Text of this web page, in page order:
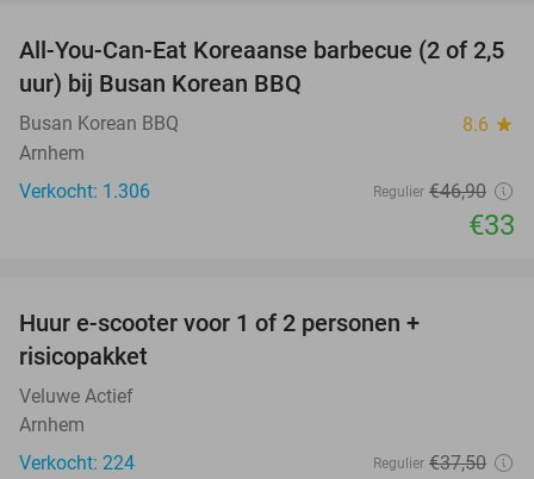
30%
All-You-Can-Eat Koreaanse barbecue (2 of 2,5
uur) bij Busan Korean BBQ
Busan Korean BBQ 8.6 star
Arnhem
Verkocht: 1.306
Regulier €46,90
€33
Huur e-scooter voor 1 of 2 personen +
risicopakket
Veluwe Actief
Arnhem
Verkocht: 224
Regulier €37,50